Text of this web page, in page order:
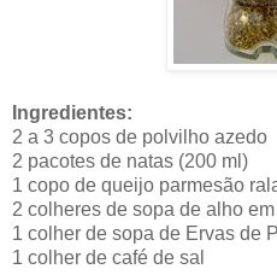
Ingredientes:
2 a 3 copos de polvilho azedo
2 pacotes de natas (200 ml)
1 copo de queijo parmesão
2 colheres de sopa de alho
1 colher de sopa de Ervas de
1 colher de café de sal